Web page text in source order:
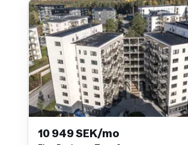
10 949 SEK/mo